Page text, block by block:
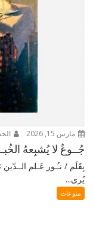
مارس 15, 2026
جُــوعٌ لا يُشبِعهُ
بِقَلَم / نـُـور عَـلم
يُرى...
منوعات